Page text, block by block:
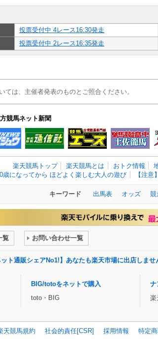
投票受付中 4レース16:30発走
投票受付中 2レース16:35発走
ては、主催者発表のものとご照合ください。
競馬ネット新聞
楽天競馬トップ 楽天競馬とは おトク情報
歳になってから ほどよく楽しむ大人の遊び
【注
キーワード 出馬表 オッズ 競
覧 お問い合わせ一覧
ット通販シェアNo1!】あなたも楽天市場に出店しま
BIG/totoをネットで購入
toto・BIG
ナ
楽
天競馬規約 社会的責任[CSR] 採用情報
特定